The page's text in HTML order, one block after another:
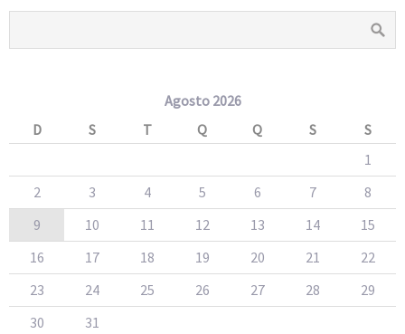
Agosto 2026
D
S T Q Q S
S
1
2
3 4 5 6 7
8
9
10 11 12 13 14
15
16
17 18 19 20 21
22
23
24 25 26 27 28
29
30
31